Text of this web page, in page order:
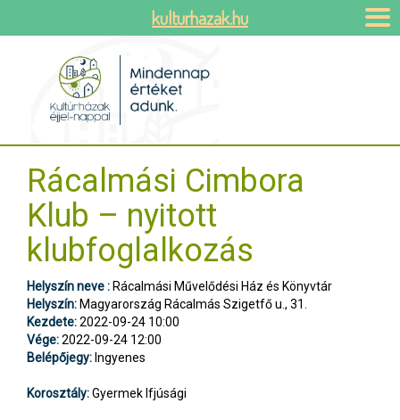
Rácalmási Cimbora
Klub – nyitott
klubfoglalkozás
Helyszín neve : Rácalmási Művelődési Ház és Könyvtár
Helyszín: Magyarország Rácalmás Szigetfő u., 31.
Kezdete:2022-09-24 10:00
Vége:2022-09-24 12:00
Belépőjegy: Ingyenes
Korosztály:Gyermek Ifjúsági
kulturhazak.hu